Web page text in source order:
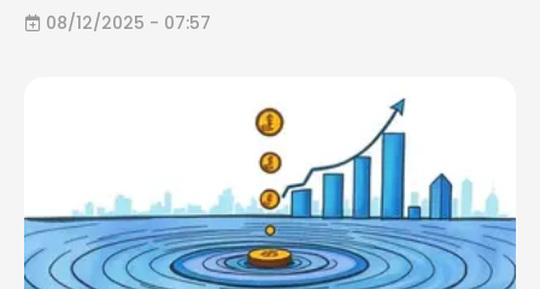
08/12/2025 - 07:57